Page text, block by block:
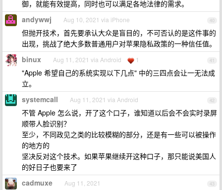
御，就能有效提高，同时也可以满足各地法律的需求。
40
andywwj Aug 10, 2021 via iPhone
但抛开技术，首先要承认大众是盲目的，不可否认的是这件事的
出现，挑战了绝大多数普通用户对苹果隐私政策的一种信任值。
41
binux Aug 11, 2021 via Android 1
"Apple 希望自己的系统实现以下几点" 中的三四点会让一无法成
立。
42
systemcall Aug 11, 2021 via Android
不管 Apple 怎么说，开了这个口子，谁知道以后会不会实时录屏
顺带人脸识别？
至少，不同政见之类的比较模糊的部分，还是有一些可以被操作
的地方的
坚决反对这个技术。如果苹果继续开这种口子，那只能说美国人
的好日子也要来了
43
cadmuxe Aug 11, 2021